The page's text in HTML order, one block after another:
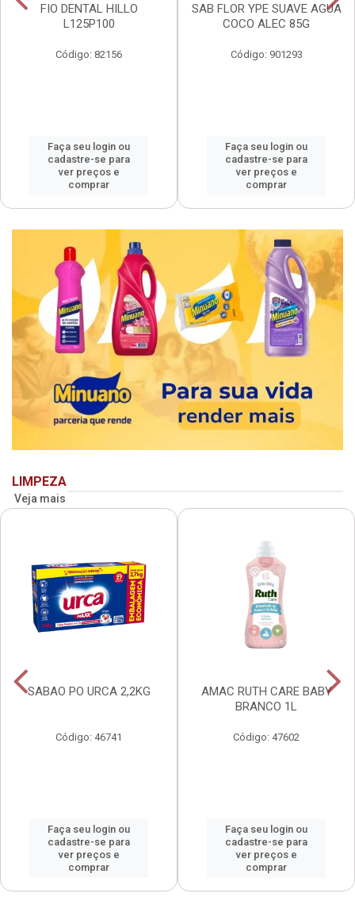
FIO DENTAL HILLO
L125P100
Código: 82156
Faça seu login ou
cadastre-se para
ver preços e
comprar
SAB FLOR YPE SUAVE AGUA
COCO ALEC 85G
Código: 901293
Faça seu login ou
cadastre-se para
ver preços e
comprar
LIMPEZA
Veja mais
SABAO PO URCA 2,2KG
Código: 46741
Faça seu login ou
cadastre-se para
ver preços e
comprar
AMAC RUTH CARE BABY
BRANCO 1L
Código: 47602
Faça seu login ou
cadastre-se para
ver preços e
comprar